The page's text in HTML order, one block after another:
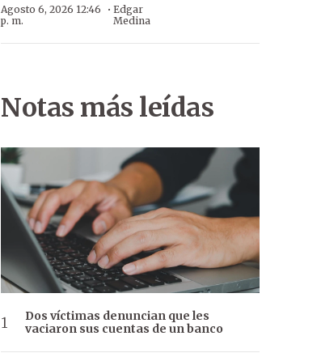
Agosto 6, 2026 12:46
p. m.
· Edgar
Medina
Notas más leídas
Dos víctimas denuncian que les
vaciaron sus cuentas de un banco